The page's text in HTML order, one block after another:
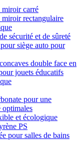
carré
rectangulaire
sécurité et de sûreté
siège auto pour
double face en
jouets éducatifs
pour une
optimales
et écologique
PS
pour salles de bains